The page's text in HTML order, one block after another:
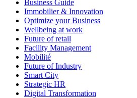
Business Guide
Immobilier & Innovation
Optimize your Business
Wellbeing at work
Future of retail
Facility Management
Mobilité
Future of Industry
Smart City
Strategic HR
Digital Transformation